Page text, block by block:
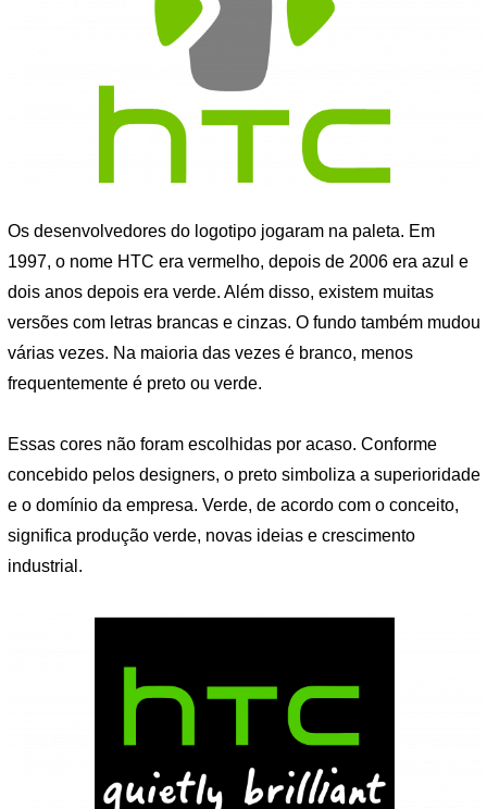
Os desenvolvedores do logotipo jogaram na paleta. Em
1997, o nome HTC era vermelho, depois de 2006 era azul e
dois anos depois era verde. Além disso, existem muitas
versões com letras brancas e cinzas. O fundo também mudou
várias vezes. Na maioria das vezes é branco, menos
frequentemente é preto ou verde.
Essas cores não foram escolhidas por acaso. Conforme
concebido pelos designers, o preto simboliza a superioridade
e o domínio da empresa. Verde, de acordo com o conceito,
significa produção verde, novas ideias e crescimento
industrial.